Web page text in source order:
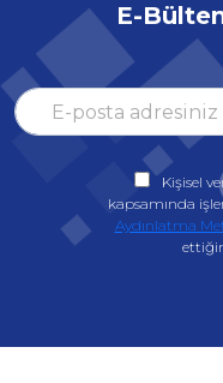
E-
Kişisel
kapsamında
Aydınlatma